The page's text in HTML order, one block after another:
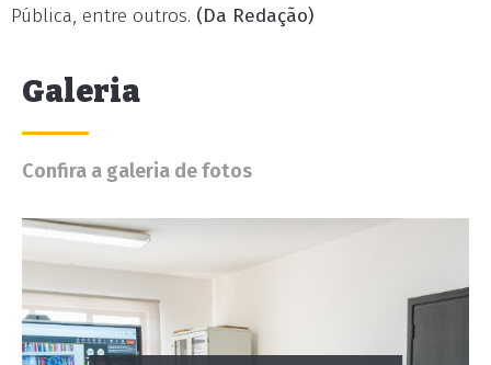
Pública, entre outros. (Da Redação)
Galeria
Confira a galeria de fotos